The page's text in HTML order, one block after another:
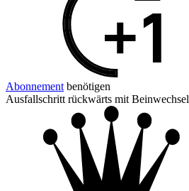
Abonnement benötigen
Ausfallschritt rückwärts mit Beinwechsel